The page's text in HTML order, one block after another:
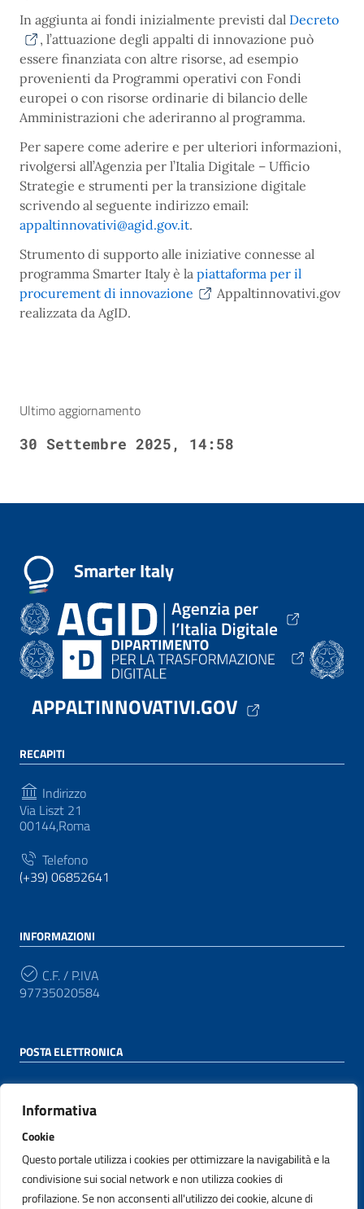
Informativa
Cookie
Questo portale utilizza i cookies per ottimizzare la navigabilità e la
condivisione sui social network e non utilizza cookies di
profilazione. Se non acconsenti all'utilizzo dei cookie, alcune di
In aggiunta ai fondi inizialmente previsti dal Decreto
, l’attuazione degli appalti di innovazione può
essere finanziata con altre risorse, ad esempio
provenienti da Programmi operativi con Fondi
europei o con risorse ordinarie di bilancio delle
Amministrazioni che aderiranno al programma.
Per sapere come aderire e per ulteriori informazioni,
rivolgersi all’Agenzia per l’Italia Digitale – Ufficio
Strategie e strumenti per la transizione digitale
scrivendo al seguente indirizzo email:
appaltinnovativi@agid.gov.it.
Strumento di supporto alle iniziative connesse al
programma Smarter Italy è la piattaforma per il
procurement di innovazione
Appaltinnovativi.gov
realizzata da AgID.
Ultimo aggiornamento
30 Settembre 2025, 14:58
Smarter Italy
APPALTINNOVATIVI.GOV
RECAPITI
Indirizzo
Via Liszt 21
00144,Roma
Telefono
(+39) 06852641
INFORMAZIONI
C.F. / P.IVA
97735020584
POSTA ELETTRONICA
protocollo@pec.agid.gov.it
Email
appaltinnovativi@agid.gov.it